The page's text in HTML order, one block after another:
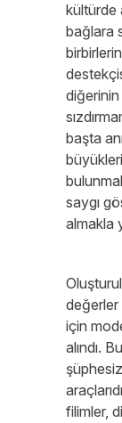
kültürde
bağlara
diğerinin
başta
saygı
almakla
değerler
için
alındı.
filimler,